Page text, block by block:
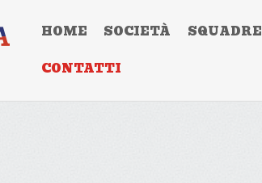
HOME SOCIETÀ SQUADRE
CONTATTI